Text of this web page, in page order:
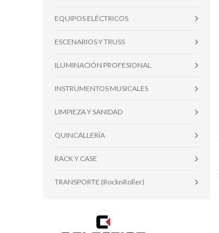
EQUIPOS ELÉCTRICOS
ESCENARIOS Y TRUSS
ILUMINACIÓN PROFESIONAL
INSTRUMENTOS MUSICALES
LIMPIEZA Y SANIDAD
QUINCALLERÍA
RACK Y CASE
TRANSPORTE (RocknRoller)